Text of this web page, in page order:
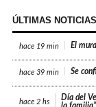
ÚLTIMAS NOTICIAS
hace 19 min El
hace 39 min Se
hace 2 hs
Día del